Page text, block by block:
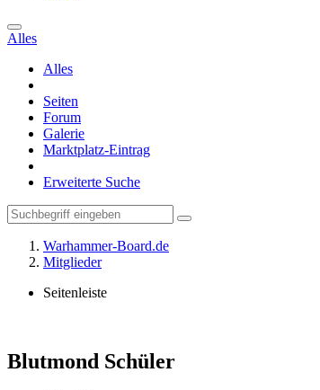
Alles
Alles
Seiten
Forum
Galerie
Marktplatz-Eintrag
Erweiterte Suche
Warhammer-Board.de
Mitglieder
Seitenleiste
Blutmond Schüler